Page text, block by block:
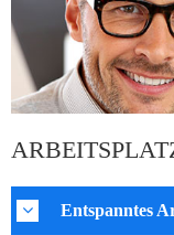
Entspanntes